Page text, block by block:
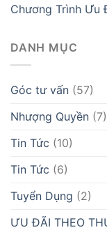
Chương Trình Ưu
DANH MỤC
Góc tư vấn (57)
Nhượng Quyền (7)
Tin Tức (10)
Tin Tức (6)
Tuyển Dụng (2)
ƯU ĐÃI THEO